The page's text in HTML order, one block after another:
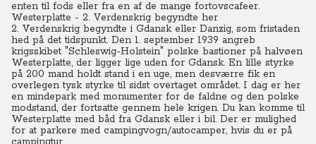
enten til fods eller fra en af de mange fortovscafeer.
Westerplatte - 2. Verdenskrig begyndte her
2. Verdenskrig begyndte i Gdansk eller Danzig, som fristaden
hed på det tidspunkt. Den 1. september 1939 angreb
krigsskibet "Schleswig-Holstein" polske bastioner på halvøen
Westerplatte, der ligger lige uden for Gdansk. En lille styrke
på 200 mand holdt stand i en uge, men desværre fik en
overlegen tysk styrke til sidst overtaget området. I dag er her
en mindepark med monumenter for de faldne og den polske
modstand, der fortsatte gennem hele krigen. Du kan komme til
Westerplatte med båd fra Gdansk eller i bil. Der er mulighed
for at parkere med campingvogn/autocamper, hvis du er på